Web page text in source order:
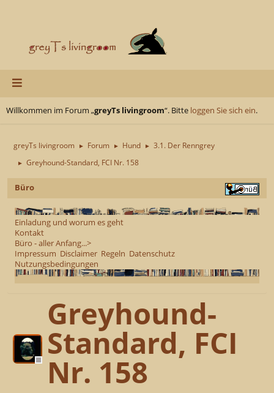
Willkommen im Forum „greyTs livingroom“. Bitte loggen Sie sich ein.
greyTs livingroom ► Forum ► Hund ► 3.1. Der Renngrey
► Greyhound-Standard, FCI Nr. 158
Büro
Einladung und worum es geht
Kontakt
Büro - aller Anfang...>
Impressum Disclaimer Regeln Datenschutz
Nutzungsbedingungen
Greyhound-
Standard, FCI
Nr. 158